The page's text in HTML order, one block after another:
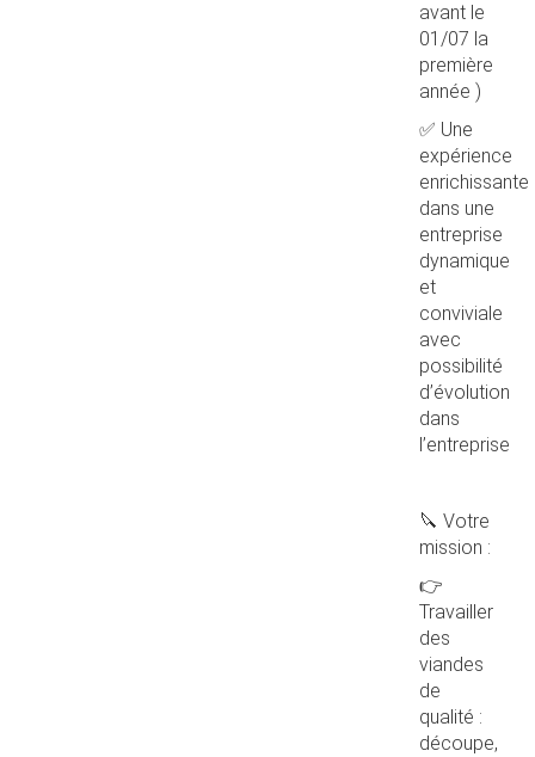
avant le
01/07 la
première
année )
✅ Une
expérience
enrichissante
dans une
entreprise
dynamique
et
conviviale
avec
possibilité
d’évolution
dans
l’entreprise
🔪 Votre
mission :
👉
Travailler
des
viandes
de
qualité :
découpe,